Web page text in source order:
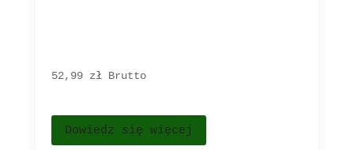
52,99 zł Brutto
Dowiedz się więcej